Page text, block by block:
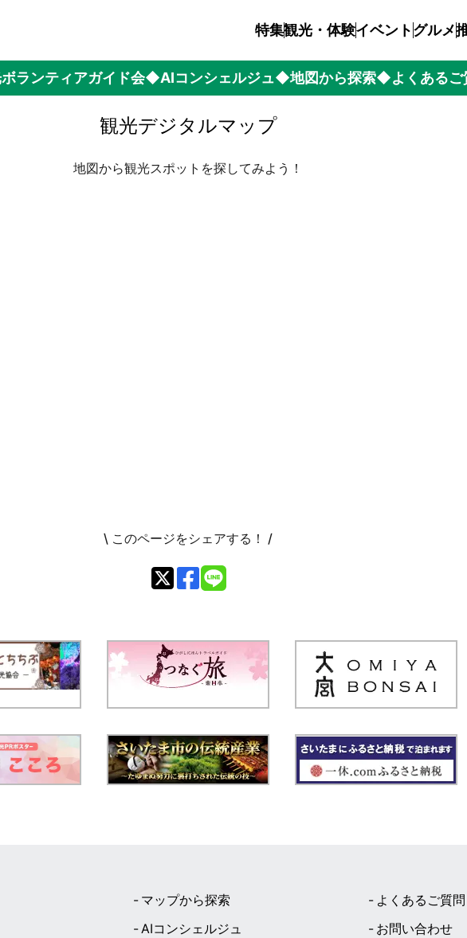
特集観光・体験イベントグルメ
ランティアガイド会◆AIコンシェルジュ◆地図から探索◆よくあるご
観光デジタルマップ
地図から観光スポットを探してみよう！
\ このページをシェアする！ /
マップから探索
AIコンシェルジュ
よくあるご質問
お問い合わせ